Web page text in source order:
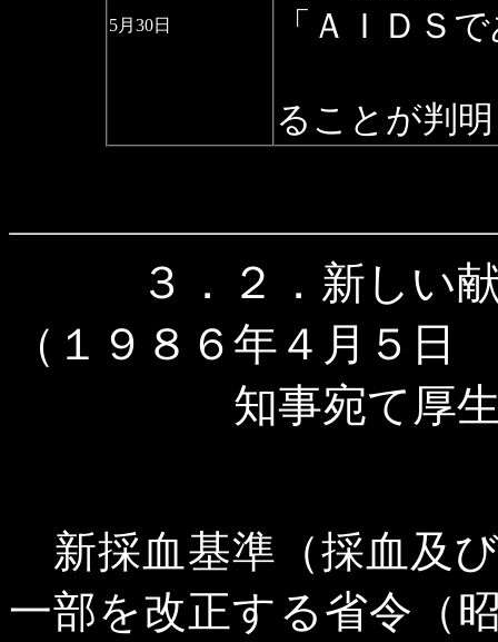
5月30日
「ＡＩＤＳ
ることが判
３．２． 新しい
（１９８６年４月５
知事宛て厚
新採血基準（採血及
一部を改正する省令（